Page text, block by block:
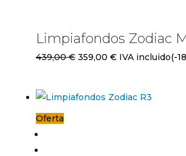
Limpiafondos Zodiac
439,00€ El
359,00 €ElIVA incluido(-
Oferta